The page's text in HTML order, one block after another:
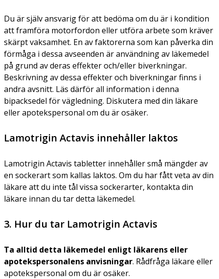
Du är själv ansvarig för att bedöma om du är i kondition
att framföra motorfordon eller utföra arbete som kräver
skärpt vaksamhet. En av faktorerna som kan påverka din
förmåga i dessa avseenden är användning av läkemedel
på grund av deras effekter och/eller biverkningar.
Beskrivning av dessa effekter och biverkningar finns i
andra avsnitt. Läs därför all information i denna
bipacksedel för vägledning. Diskutera med din läkare
eller apotekspersonal om du är osäker.
Lamotrigin Actavis innehåller laktos
Lamotrigin Actavis tabletter innehåller små mängder av
en sockerart som kallas laktos. Om du har fått veta av din
läkare att du inte tål vissa sockerarter, kontakta din
läkare innan du tar detta läkemedel.
3. Hur du tar Lamotrigin Actavis
Ta alltid detta läkemedel enligt läkarens eller
apotekspersonalens anvisningar. Rådfråga läkare eller
apotekspersonal om du är osäker.